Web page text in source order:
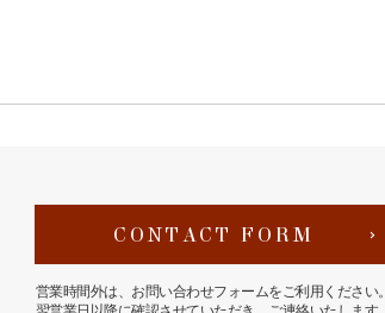
CONTACT FORM
営業時間外は、お問い合わせフォームをご利用ください。